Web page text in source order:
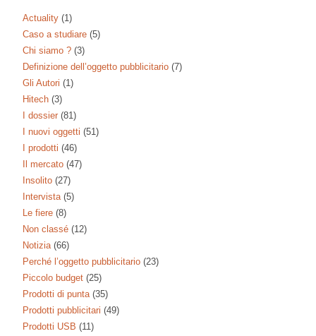
Actuality (1)
Caso a studiare (5)
Chi siamo ? (3)
Definizione dell’oggetto pubblicitario (7)
Gli Autori (1)
Hitech (3)
I dossier (81)
I nuovi oggetti (51)
I prodotti (46)
Il mercato (47)
Insolito (27)
Intervista (5)
Le fiere (8)
Non classé (12)
Notizia (66)
Perché l’oggetto pubblicitario (23)
Piccolo budget (25)
Prodotti di punta (35)
Prodotti pubblicitari (49)
Prodotti USB (11)